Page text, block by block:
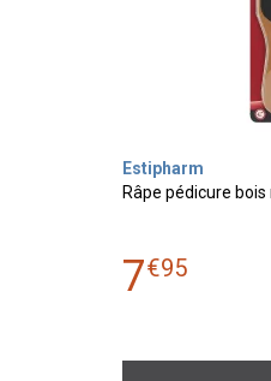
Estipharm
Râpe pédicure bois
7€95